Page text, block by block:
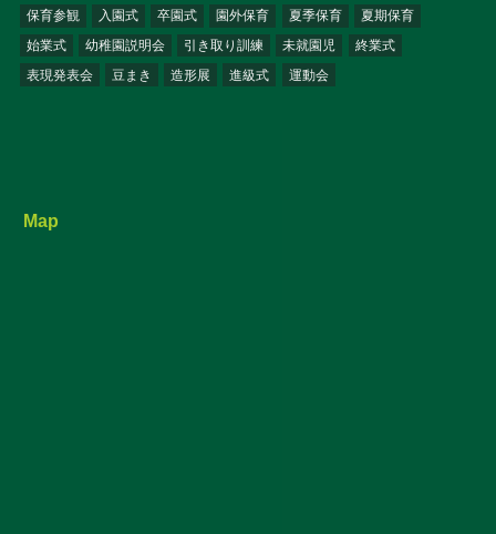
保育参観
入園式 卒園式 園外保育 夏季保育
夏期保育
始業式
幼稚園説明会 引き取り訓練 未就園児
終業式
表現発表会
豆まき 造形展 進級式 運動会
Map